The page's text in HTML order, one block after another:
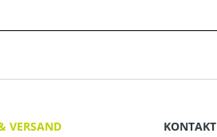
VERSAND
KONTAKT